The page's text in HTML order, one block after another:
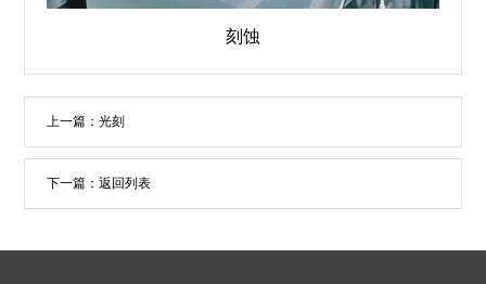
刻蚀
上一篇：光刻
下一篇：返回列表